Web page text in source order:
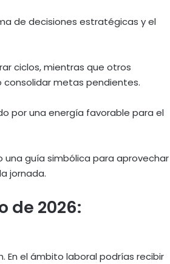
de decisiones estratégicas y el
ciclos, mientras que otros
metas pendientes.
por una energía favorable para el
guía simbólica para aprovechar
jornada.
de 2026:
En el ámbito laboral podrías recibir